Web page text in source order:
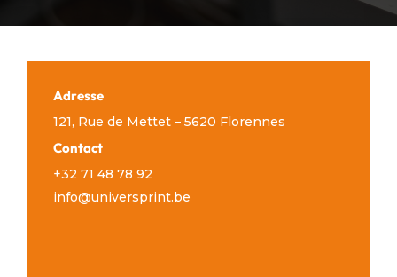
Adresse
121, Rue de Mettet – 5620 Florennes
Contact
+32 71 48 78 92
info@universprint.be